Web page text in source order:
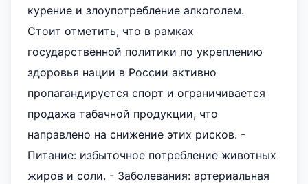
курение и злоупотребление алкоголем.
Стоит отметить, что в рамках
государственной политики по укреплению
здоровья нации в России активно
пропагандируется спорт и ограничивается
продажа табачной продукции, что
направлено на снижение этих рисков. -
Питание: избыточное потребление животных
жиров и соли. - Заболевания: артериальная